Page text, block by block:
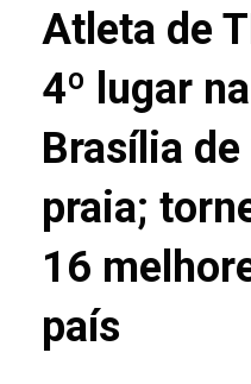
Atleta de
4º lugar
Brasília
praia;
16
país